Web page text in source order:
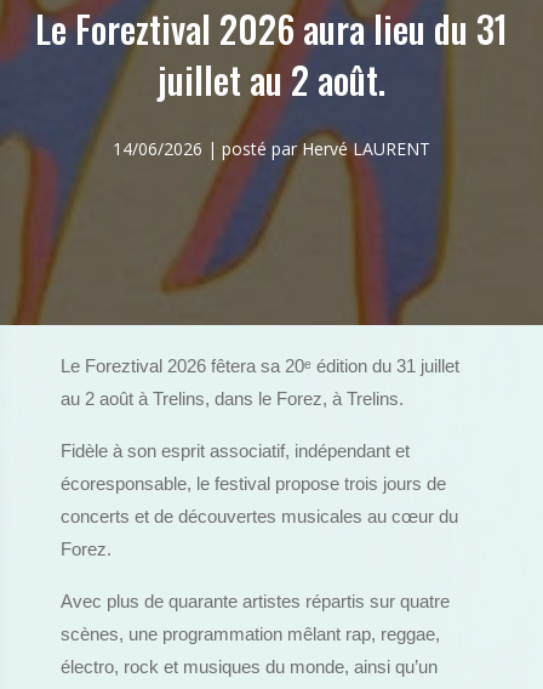
Le Foreztival 2026 aura lieu du 31
juillet au 2 août.
14/06/2026 | posté par Hervé LAURENT
Le Foreztival 2026 fêtera sa 20ᵉ édition du 31 juillet
au 2 août à Trelins, dans le Forez, à Trelins.
Fidèle à son esprit associatif, indépendant et
écoresponsable, le festival propose trois jours de
concerts et de découvertes musicales au cœur du
Forez.
Avec plus de quarante artistes répartis sur quatre
scènes, une programmation mêlant rap, reggae,
électro, rock et musiques du monde, ainsi qu’un